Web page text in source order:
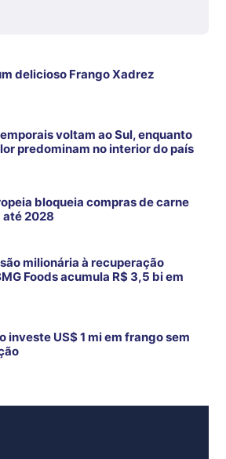
delicioso Frango Xadrez
voltam ao Sul, enquanto
predominam no interior do país
bloqueia compras de carne
2028
milionária à recuperação
Foods acumula R$ 3,5 bi em
investe US$ 1 mi em frango sem